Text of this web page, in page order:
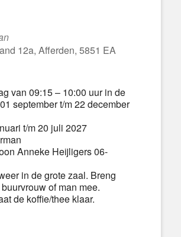
12a, Afferden, 5851 EA
van 09:15 – 10:00 uur in de
september t/m 22 december
t/m 20 juli 2027
Anneke Heijligers 06-
in de grote zaal. Breng
of man mee.
de koffie/thee klaar.